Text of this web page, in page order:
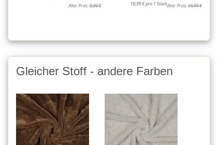
Alter Preis:9,99 € 10,99 € pro 1 StückAlter Preis:19,99 €
Gleicher Stoff - andere Farben